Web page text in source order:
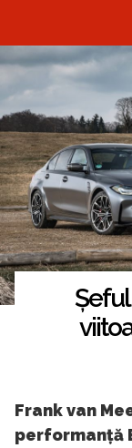
Frank van
performanță